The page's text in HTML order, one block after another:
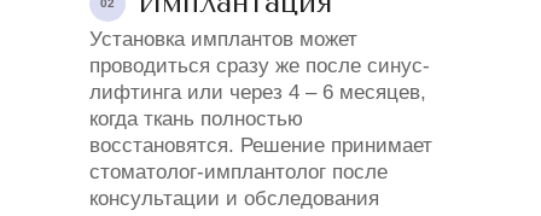
Установка имплантов может
проводиться сразу же после синус-
лифтинга или через 4 – 6 месяцев,
когда ткань полностью
восстановятся. Решение принимает
стоматолог-имплантолог после
консультации и обследования
02